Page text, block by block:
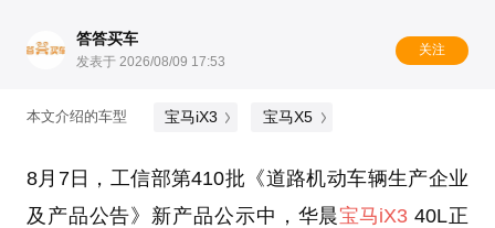
答答买车
发表于 2026/08/09 17:53
关注
本文介绍的车型 宝马iX3 宝马X5
8月7日，工信部第410批《道路机动车辆生产企业
及产品公告》新产品公示中，华晨宝马iX3 40L正